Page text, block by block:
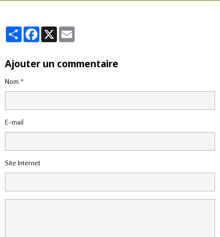
PartagerFacebook
X
Ajouter un commentaire
Nom
E-mail
Site Internet